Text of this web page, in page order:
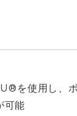
を使用し、
可能